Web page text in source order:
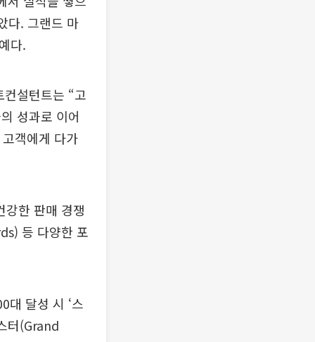
다. 그랜드 마
다.
설턴트는 “고
성과로 이어
객에게 다가
강한 판매 경쟁
등 다양한 포
대 달성 시 ‘스
터(Grand